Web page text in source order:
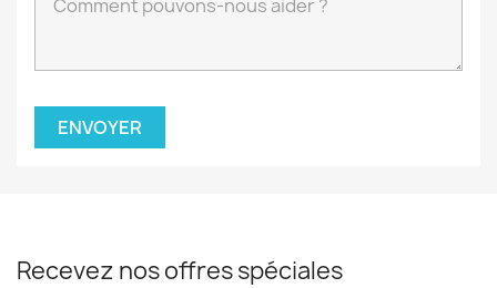
Recevez nos offres spéciales